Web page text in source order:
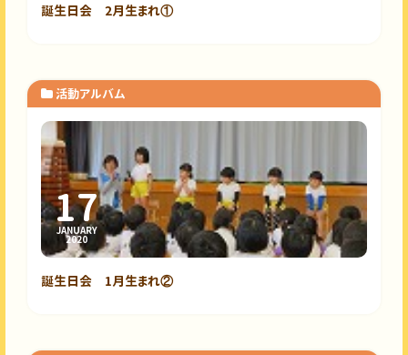
誕生日会 2月生まれ①
活動アルバム
17
JANUARY
2020
誕生日会 1月生まれ②